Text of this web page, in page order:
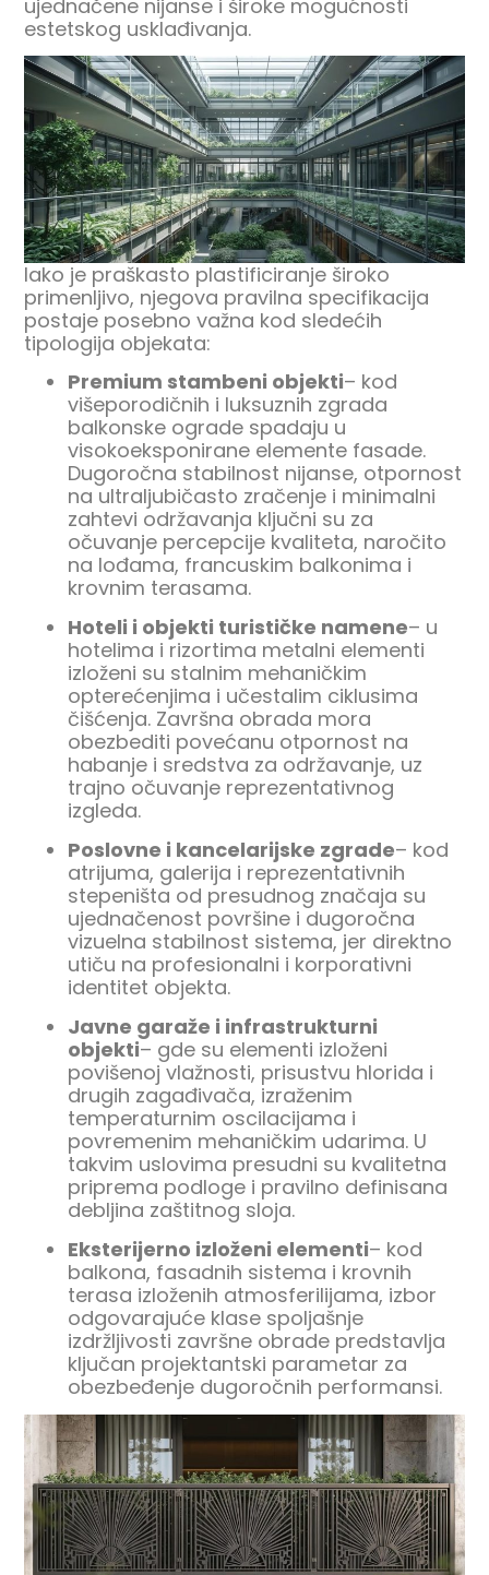
ujednačene nijanse i široke mogućnosti
estetskog usklađivanja.
Iako je praškasto plastificiranje široko
primenljivo, njegova pravilna specifikacija
postaje posebno važna kod sledećih
tipologija objekata:
Premium stambeni objekti– kod
višeporodičnih i luksuznih zgrada
balkonske ograde spadaju u
visokoeksponirane elemente fasade.
Dugoročna stabilnost nijanse, otpornost
na ultraljubičasto zračenje i minimalni
zahtevi održavanja ključni su za
očuvanje percepcije kvaliteta, naročito
na lođama, francuskim balkonima i
krovnim terasama.
Hoteli i objekti turističke namene– u
hotelima i rizortima metalni elementi
izloženi su stalnim mehaničkim
opterećenjima i učestalim ciklusima
čišćenja. Završna obrada mora
obezbediti povećanu otpornost na
habanje i sredstva za održavanje, uz
trajno očuvanje reprezentativnog
izgleda.
Poslovne i kancelarijske zgrade– kod
atrijuma, galerija i reprezentativnih
stepeništa od presudnog značaja su
ujednačenost površine i dugoročna
vizuelna stabilnost sistema, jer direktno
utiču na profesionalni i korporativni
identitet objekta.
Javne garaže i infrastrukturni
objekti– gde su elementi izloženi
povišenoj vlažnosti, prisustvu hlorida i
drugih zagađivača, izraženim
temperaturnim oscilacijama i
povremenim mehaničkim udarima. U
takvim uslovima presudni su kvalitetna
priprema podloge i pravilno definisana
debljina zaštitnog sloja.
Eksterijerno izloženi elementi– kod
balkona, fasadnih sistema i krovnih
terasa izloženih atmosferilijama, izbor
odgovarajuće klase spoljašnje
izdržljivosti završne obrade predstavlja
ključan projektantski parametar za
obezbeđenje dugoročnih performansi.